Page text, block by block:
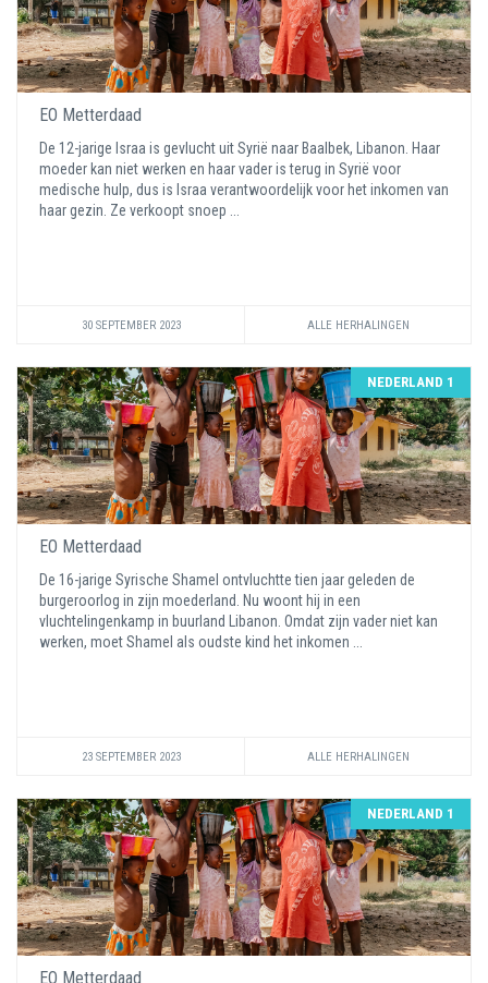
EO Metterdaad
De 12-jarige Israa is gevlucht uit Syrië naar Baalbek, Libanon. Haar
moeder kan niet werken en haar vader is terug in Syrië voor
medische hulp, dus is Israa verantwoordelijk voor het inkomen van
haar gezin. Ze verkoopt snoep ...
30 SEPTEMBER 2023 ALLE HERHALINGEN
NEDERLAND 1
EO Metterdaad
De 16-jarige Syrische Shamel ontvluchtte tien jaar geleden de
burgeroorlog in zijn moederland. Nu woont hij in een
vluchtelingenkamp in buurland Libanon. Omdat zijn vader niet kan
werken, moet Shamel als oudste kind het inkomen ...
23 SEPTEMBER 2023 ALLE HERHALINGEN
NEDERLAND 1
EO Metterdaad